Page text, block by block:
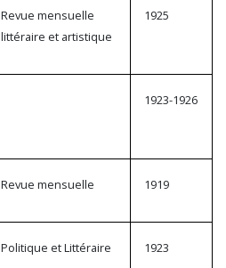
Revue mensuelle
littéraire et artistique
1925
1923-1926
Revue mensuelle 1919
Politique et Littéraire 1923